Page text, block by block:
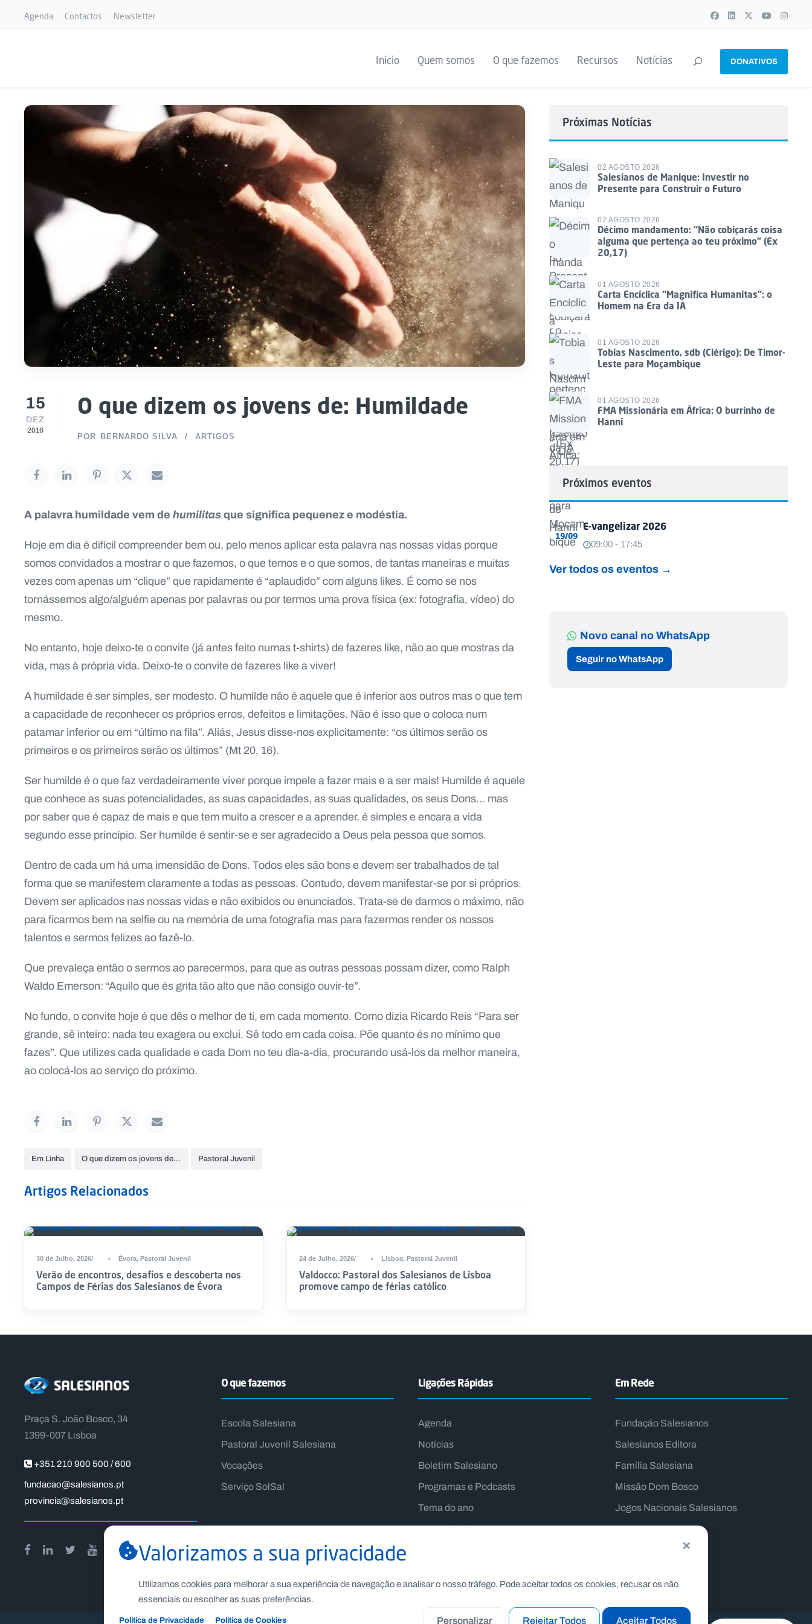
Agenda Contactos Newsletter
Início Quem somos O que fazemos Recursos Notícias DONATIVOS
15
DEZ
2016
O que dizem os jovens de: Humildade
POR BERNARDO SILVA ARTIGOS
A palavra humildade vem dehumilitasque significa pequenez e modéstia.
Hoje em dia é difícil compreender bem ou, pelo menos aplicar esta palavra nas nossas vidas porque
somos convidados a mostrar o que fazemos, o que temos e o que somos, de tantas maneiras e muitas
vezes com apenas um “clique” que rapidamente é “aplaudido” com alguns likes. É como se nos
tornássemos algo/alguém apenas por palavras ou por termos uma prova física (ex: fotografia, vídeo) do
mesmo.
No entanto, hoje deixo-te o convite (já antes feito numas t-shirts) de fazeres like, não ao que mostras da
vida, mas à própria vida. Deixo-te o convite de fazeres like a viver!
A humildade é ser simples, ser modesto. O humilde não é aquele que é inferior aos outros mas o que tem
a capacidade de reconhecer os próprios erros, defeitos e limitações. Não é isso que o coloca num
patamar inferior ou em “último na fila”. Aliás, Jesus disse-nos explicitamente: “os últimos serão os
primeiros e os primeiros serão os últimos” (Mt 20, 16).
Ser humilde é o que faz verdadeiramente viver porque impele a fazer mais e a ser mais! Humilde é aquele
que conhece as suas potencialidades, as suas capacidades, as suas qualidades, os seus Dons… mas
por saber que é capaz de mais e que tem muito a crescer e a aprender, é simples e encara a vida
segundo esse princípio. Ser humilde é sentir-se e ser agradecido a Deus pela pessoa que somos.
Dentro de cada um há uma imensidão de Dons. Todos eles são bons e devem ser trabalhados de tal
forma que se manifestem claramente a todas as pessoas. Contudo, devem manifestar-se por si próprios.
Devem ser aplicados nas nossas vidas e não exibidos ou enunciados. Trata-se de darmos o máximo, não
para ficarmos bem na selfie ou na memória de uma fotografia mas para fazermos render os nossos
talentos e sermos felizes ao fazê-lo.
Que prevaleça então o sermos ao parecermos, para que as outras pessoas possam dizer, como Ralph
Waldo Emerson: “Aquilo que és grita tão alto que não consigo ouvir-te”.
No fundo, o convite hoje é que dês o melhor de ti, em cada momento. Como dizia Ricardo Reis “Para ser
grande, sê inteiro: nada teu exagera ou exclui. Sê todo em cada coisa. Põe quanto és no mínimo que
fazes”. Que utilizes cada qualidade e cada Dom no teu dia-a-dia, procurando usá-los da melhor maneira,
ao colocá-los ao serviço do próximo.
Em Linha O que dizem os jovens de… Pastoral Juvenil
Artigos Relacionados
30 de Julho, 2026 • Évora, Pastoral Juvenil
Verão de encontros, desafios e descoberta nos
Campos de Férias dos Salesianos de Évora
24 de Julho, 2026 • Lisboa, Pastoral Juvenil
Valdocco: Pastoral dos Salesianos de Lisboa
promove campo de férias católico
Próximas Notícias
02 AGOSTO 2026
Salesianos de Manique: Investir no
Presente para Construir o Futuro
02 AGOSTO 2026
Décimo mandamento: “Não cobiçarás coisa
alguma que pertença ao teu próximo” (Ex
20,17)
01 AGOSTO 2026
Carta Encíclica “Magnifica Humanitas”: o
Homem na Era da IA
01 AGOSTO 2026
Tobias Nascimento, sdb (Clérigo): De Timor-
Leste para Moçambique
01 AGOSTO 2026
FMA Missionária em África: O burrinho de
Hanni
Próximos eventos
19/09
E-vangelizar 2026
09:00 - 17:45
Ver todos os eventos →
Novo canal no WhatsApp
Seguir no WhatsApp
Praça S. João Bosco, 34
1399-007 Lisboa
+351 210 900 500 / 600
fundacao@salesianos.pt
provincia@salesianos.pt
O que fazemos
Escola Salesiana
Pastoral Juvenil Salesiana
Vocações
Serviço SolSal
Ligações Rápidas
Agenda
Notícias
Boletim Salesiano
Programas e Podcasts
Tema do ano
Lema do Reitor-Mor
Em Rede
Fundação Salesianos
Salesianos Editora
Família Salesiana
Missão Dom Bosco
Jogos Nacionais Salesianos
×
Valorizamos a sua privacidade
Utilizamos cookies para melhorar a sua experiência de navegação e analisar o nosso tráfego. Pode aceitar todos os cookies, recusar os não
essenciais ou escolher as suas preferências.
Política de Privacidade Política de Cookies Personalizar Rejeitar Todos Aceitar Todos